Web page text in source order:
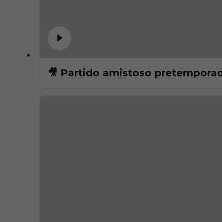
🎥 Partido amistoso